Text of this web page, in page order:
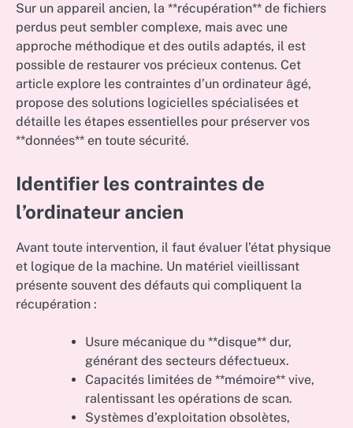
Sur un appareil ancien, la **récupération** de fichiers
perdus peut sembler complexe, mais avec une
approche méthodique et des outils adaptés, il est
possible de restaurer vos précieux contenus. Cet
article explore les contraintes d’un ordinateur âgé,
propose des solutions logicielles spécialisées et
détaille les étapes essentielles pour préserver vos
**données** en toute sécurité.
Identifier les contraintes de
l’ordinateur ancien
Avant toute intervention, il faut évaluer l’état physique
et logique de la machine. Un matériel vieillissant
présente souvent des défauts qui compliquent la
récupération :
Usure mécanique du **disque** dur,
générant des secteurs défectueux.
Capacités limitées de **mémoire** vive,
ralentissant les opérations de scan.
Systèmes d’exploitation obsolètes,